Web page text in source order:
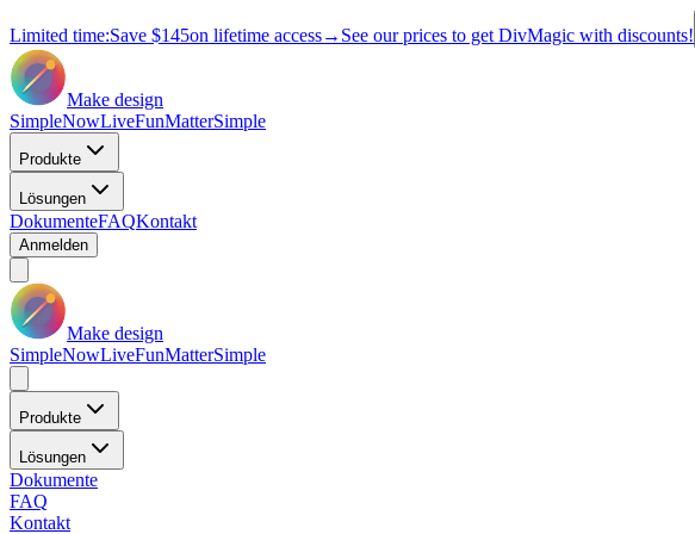
Limited time:Save $145on lifetime access→ See our prices to get DivMagic with discounts!
Make design
SimpleNowLiveFunMatterSimple
Produkte
Lösungen
DokumenteFAQKontakt
Anmelden
Make design
SimpleNowLiveFunMatterSimple
Produkte
Lösungen
Dokumente
FAQ
Kontakt